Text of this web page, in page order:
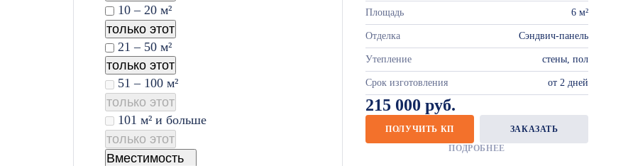
10 – 20 м²
только этот
21 – 50 м²
только этот
51 – 100 м²
только этот
101 м² и больше
только этот
Вместимость
Площадь 6 м²
Отделка Сэндвич-панель
Утепление стены, пол
Срок изготовления от 2 дней
215 000 руб.
ПОЛУЧИТЬ КП
ЗАКАЗАТЬ
ПОДРОБНЕЕ